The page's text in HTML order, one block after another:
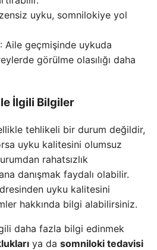
uyku, somnilokiye yol
: Aile geçmişinde uykuda
görülme olasılığı daha
İlgili Bilgiler
tehlikeli bir durum değildir,
uyku kalitesini olumsuz
rahatsızlık
danışmak faydalı olabilir.
uyku kalitesini
hakkında bilgi alabilirsiniz.
daha fazla bilgi edinmek
ya da somniloki tedavisi